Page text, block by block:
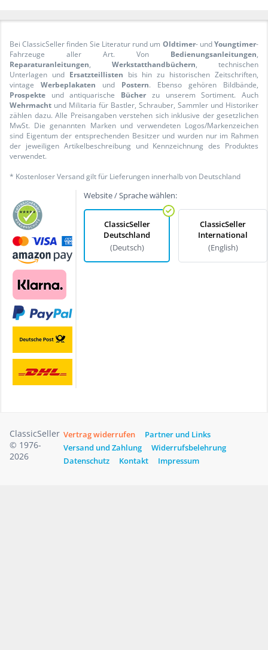
Bei ClassicSeller finden Sie Literatur rund um Oldtimer- undYoungtimer-
Fahrzeuge aller Art. Von Bedienungsanleitungen,
Reparaturanleitungen, Werkstatthandbüchern, technischen
Unterlagen und Ersatzteillisten bis hin zu historischen Zeitschriften,
vintage Werbeplakaten und Postern. Ebenso gehören Bildbände,
Prospekte und antiquarische Bücher zu unserem Sortiment. Auch
Wehrmacht und Militaria für Bastler, Schrauber, Sammler und Historiker
zählen dazu. Alle Preisangaben verstehen sich inklusive der gesetzlichen
MwSt. Die genannten Marken und verwendeten Logos/Markenzeichen
sind Eigentum der entsprechenden Besitzer und wurden nur im Rahmen
der jeweiligen Artikelbeschreibung und Kennzeichnung des Produktes
verwendet.
* Kostenloser Versand gilt für Lieferungen innerhalb von Deutschland
Website / Sprache wählen:
ClassicSeller
Deutschland
(Deutsch)
ClassicSeller
International
(English)
ClassicSeller
© 1976-
2026
Vertrag widerrufen
Partner und Links
Versand und Zahlung
Widerrufsbelehrung
Datenschutz
Kontakt Impressum